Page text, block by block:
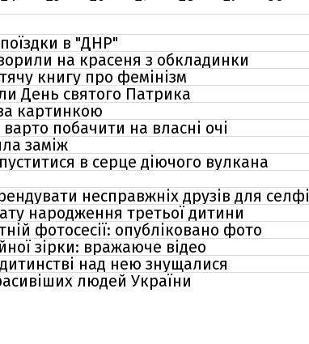
в "ДНР"
на красеня з обкладинки
книгу про фемінізм
День святого Патрика
картинкою
побачити на власні очі
заміж
в серце діючого вулкана
несправжніх друзів для селфі
народження третьої дитини
фотосесії: опубліковано фото
зірки: вражаюче відео
над нею знущалися
людей України